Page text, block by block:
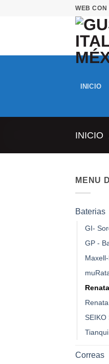
WEB CON
INICIO
INICIO
MENU
Baterias
GI-
GP -
SEIKO
Correas